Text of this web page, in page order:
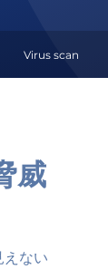
Virus scan
威
ない